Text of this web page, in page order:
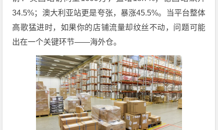
34.5%；澳大利亚站更是夸张，暴涨45.5%。当平台整体
高歌猛进时，如果你的店铺流量却纹丝不动，问题可能
出在一个关键环节——海外仓。